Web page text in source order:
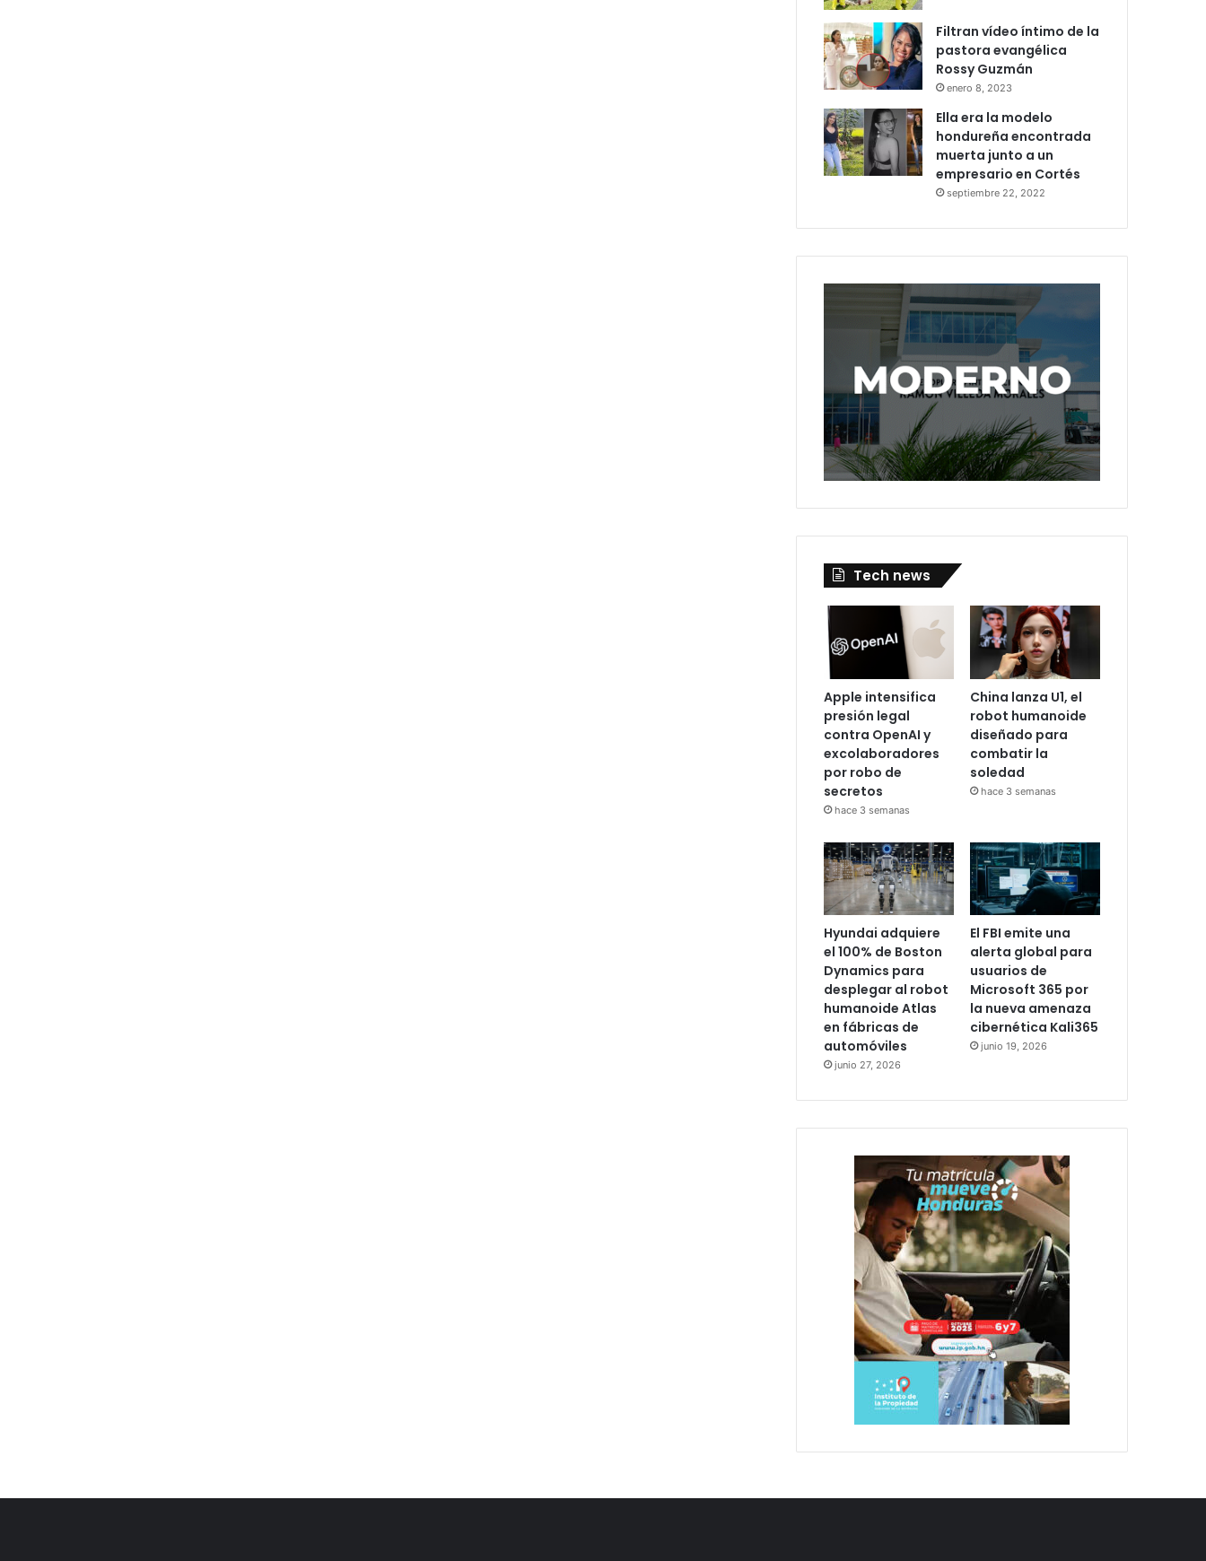
Filtran vídeo íntimo de la
pastora evangélica
Rossy Guzmán
enero 8, 2023
Ella era la modelo
hondureña encontrada
muerta junto a un
empresario en Cortés
septiembre 22, 2022
Tech news
Apple intensifica
presión legal
contra OpenAI y
excolaboradores
por robo de
secretos
hace 3 semanas
China lanza U1, el
robot humanoide
diseñado para
combatir la
soledad
hace 3 semanas
Hyundai adquiere
el 100% de Boston
Dynamics para
desplegar al robot
humanoide Atlas
en fábricas de
automóviles
junio 27, 2026
El FBI emite una
alerta global para
usuarios de
Microsoft 365 por
la nueva amenaza
cibernética Kali365
junio 19, 2026